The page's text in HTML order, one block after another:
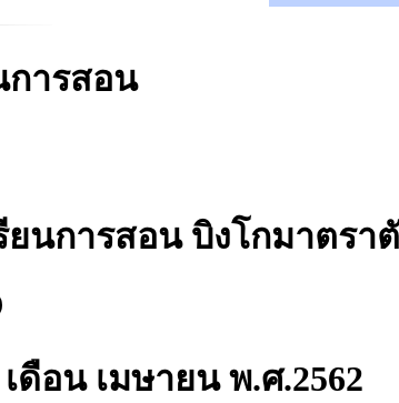
การสอน
ยนการสอน บิงโกมาตรา
ดือน เมษายน พ.ศ.2562